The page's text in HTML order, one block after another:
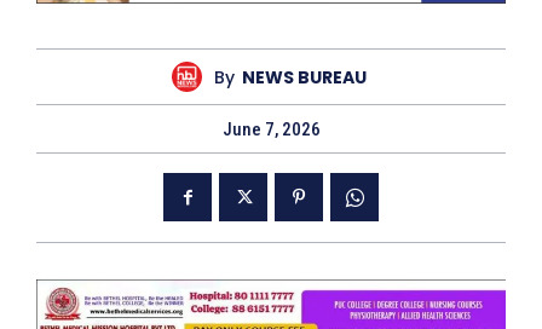
By NEWS BUREAU
June 7, 2026